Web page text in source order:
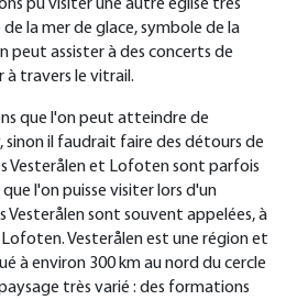
pu visiter une autre église très
la mer de glace, symbole de la
peut assister à des concerts de
à travers le vitrail.
que l'on peut atteindre de
il faudrait faire des détours de
Vesterålen et Lofoten sont parfois
que l'on puisse visiter lors d'un
Vesterålen sont souvent appelées, à
Vesterålen est une région et
à environ 300 km au nord du cercle
très varié : des formations